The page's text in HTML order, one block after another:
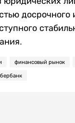
досрочного
финансовый рынок